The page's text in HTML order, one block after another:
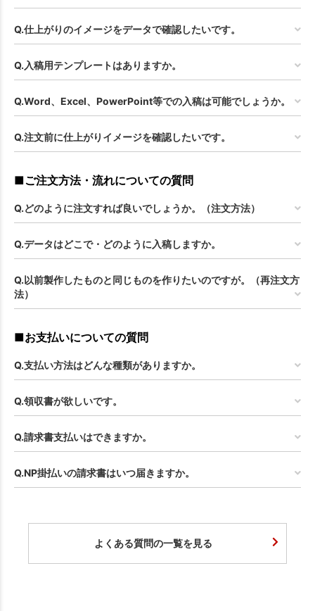
Q.仕上がりのイメージをデータで確認したいです。
Q.入稿用テンプレートはありますか。
Q.Word、Excel、PowerPoint等での入稿は可能でしょうか。
Q.注文前に仕上がりイメージを確認したいです。
■ご注文方法・流れについての質問
Q.どのように注文すれば良いでしょうか。（注文方法）
Q.データはどこで・どのように入稿しますか。
Q.以前製作したものと同じものを作りたいのですが。（再注文方
法）
■お支払いについての質問
Q.支払い方法はどんな種類がありますか。
Q.領収書が欲しいです。
Q.請求書支払いはできますか。
Q.NP掛払いの請求書はいつ届きますか。
よくある質問の一覧を見る